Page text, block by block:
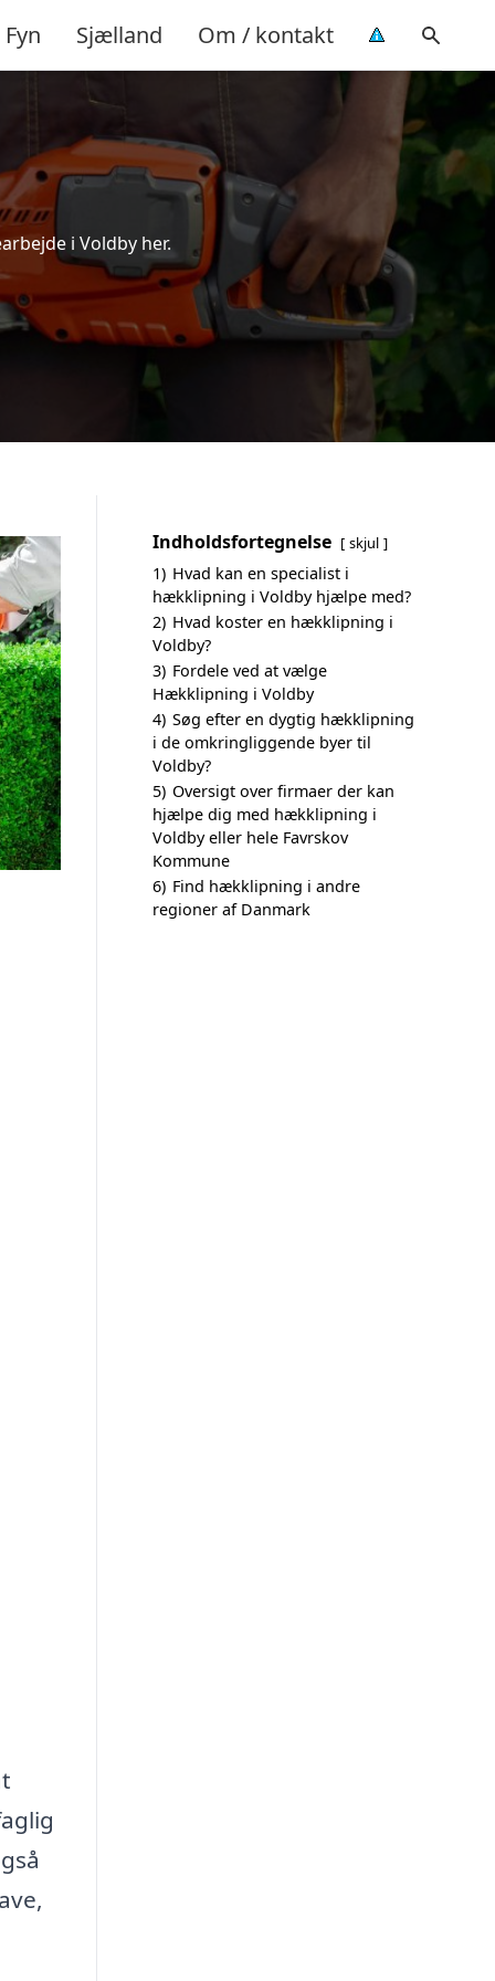
Fyn Sjælland Om / kontakt
i Voldby her.
Indholdsfortegnelse skjul
1) Hvad kan en specialist i
hækklipning i Voldby hjælpe med?
2) Hvad koster en hækklipning i
Voldby?
3) Fordele ved at vælge
Hækklipning i Voldby
4) Søg efter en dygtig hækklipning
i de omkringliggende byer til
Voldby?
5) Oversigt over firmaer der kan
hjælpe dig med hækklipning i
Voldby eller hele Favrskov
Kommune
6) Find hækklipning i andre
regioner af Danmark